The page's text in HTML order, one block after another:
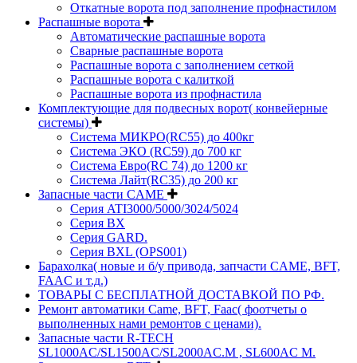
Откатные ворота под заполнение профнастилом
Распашные ворота
Автоматические распашные ворота
Сварные распашные ворота
Распашные ворота с заполнением сеткой
Распашные ворота с калиткой
Распашные ворота из профнастила
Комплектующие для подвесных ворот( конвейерные
системы)
Система МИКРО(RC55) до 400кг
Система ЭКО (RC59) до 700 кг
Система Евро(RC 74) до 1200 кг
Система Лайт(RC35) до 200 кг
Запасные части CAME
Серия ATI3000/5000/3024/5024
Серия BX
Серия GARD.
Серия BXL (OPS001)
Барахолка( новые и б/у привода, запчасти CAME, BFT,
FAAC и т.д.)
ТОВАРЫ С БЕСПЛАТНОЙ ДОСТАВКОЙ ПО РФ.
Ремонт автоматики Came, BFT, Faac( фоотчеты о
выполненных нами ремонтов с ценами).
Запасные части R-TECH
SL1000AC/SL1500AC/SL2000AC.M , SL600AC M.